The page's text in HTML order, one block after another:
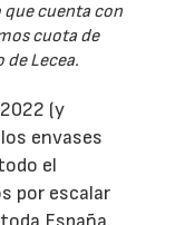
que cuenta con
cuota de
de Lecea.
(y
envases
el
por escalar